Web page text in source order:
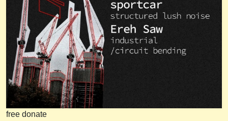
free donate